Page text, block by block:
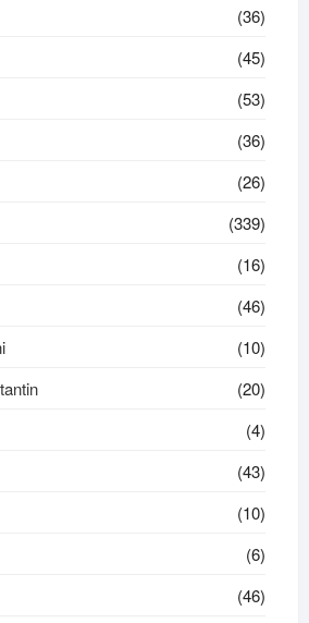
(36)
(45)
(53)
(36)
(26)
(339)
(16)
(46)
(10)
(20)
(4)
(43)
(10)
(6)
(46)